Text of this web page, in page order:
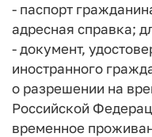
- паспорт
адресная справка;
- документ,
иностранного
о разрешении на
Российской
временное